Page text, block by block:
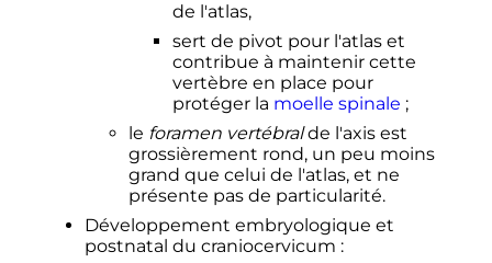
de l'atlas,
sert de pivot pour l'atlas et
contribue à maintenir cette
vertèbre en place pour
protéger la moelle spinale ;
le foramen vertébralde l'axis est
grossièrement rond, un peu moins
grand que celui de l'atlas, et ne
présente pas de particularité.
Développement embryologique et
postnatal du craniocervicum :